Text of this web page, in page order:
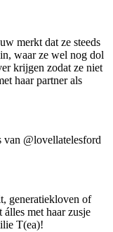
merkt dat ze steeds
waar ze wel nog dol
krijgen zodat ze niet
haar partner als
van @lovellatelesford
generatiekloven of
met haar zusje
T(ea)!